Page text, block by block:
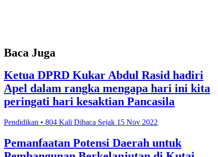
Baca Juga
Ketua DPRD Kukar Abdul Rasid hadiri
Apel dalam rangka mengapa hari ini kita
peringati hari kesaktian Pancasila
Pendidikan • 804 Kali Dibaca Sejak 15 Nov 2022
Pemanfaatan Potensi Daerah untuk